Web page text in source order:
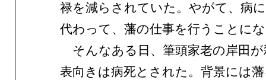
禄を減らされていた。やがて、病
代わって、藩の仕事を行うことに
そんなある日、筆頭家老の岸田
表向きは病死とされた。背景には